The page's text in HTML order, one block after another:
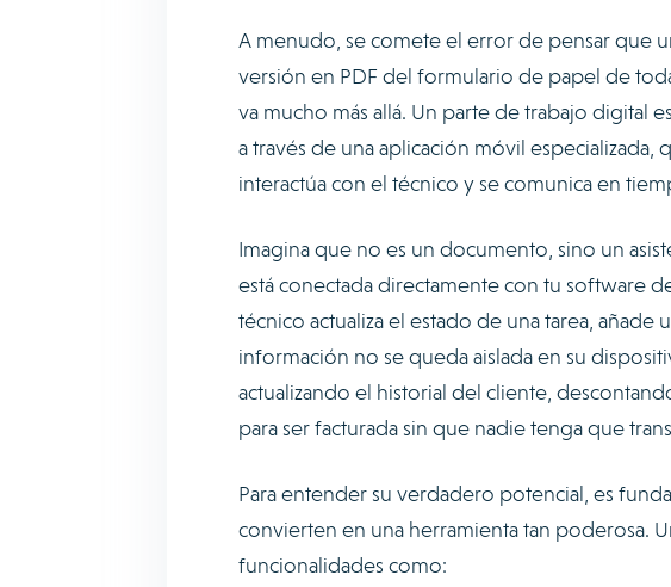
A menudo, se comete el error de pensar que
versión en PDF del formulario de papel de
va mucho más allá. Un parte de trabajo digital
a través de una aplicación móvil
interactúa con el técnico y se comunica en
Imagina que no es un documento, sino un
está conectada directamente con tu software
técnico actualiza el estado de una tarea, añade
información no se queda aislada en su
actualizando el historial del cliente,
para ser facturada sin que nadie tenga que
Para entender su verdadero potencial, es
convierten en una herramienta tan poderosa.
funcionalidades como: